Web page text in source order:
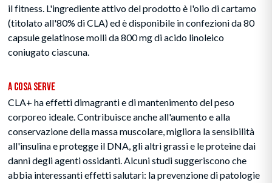
il fitness. L'ingrediente attivo del prodotto è l'olio di cartamo
(titolato all'80% di CLA) ed è disponibile in confezioni da 80
capsule gelatinose molli da 800 mg di acido linoleico
coniugato ciascuna.
A Cosa Serve
CLA+ ha effetti dimagranti e di mantenimento del peso
corporeo ideale. Contribuisce anche all'aumento e alla
conservazione della massa muscolare, migliora la sensibilità
all'insulina e protegge il DNA, gli altri grassi e le proteine dai
danni degli agenti ossidanti. Alcuni studi suggeriscono che
abbia interessanti effetti salutari: la prevenzione di patologie